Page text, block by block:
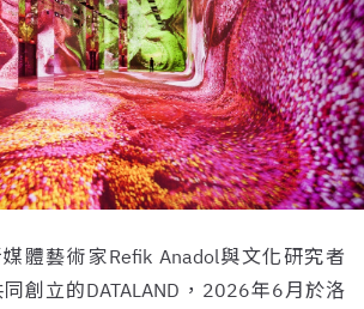
體藝術家Refik Anadol與文化研究者
同創立的DATALAND，2026年6月於洛